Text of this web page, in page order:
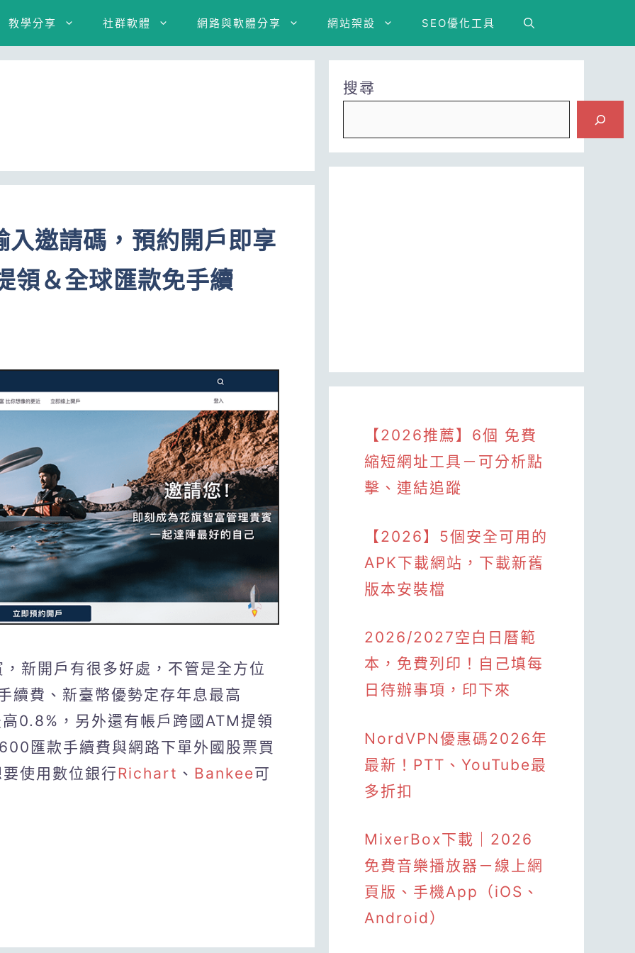
教學分享 社群軟體 網路與軟體分享 網站架設 SEO優化工具
邀請碼，預約開戶即享
領＆全球匯款免手續
新開戶有很多好處，不管是全方位
續費、新臺幣優勢定存年息最高
0.8%，另外還有帳戶跨國ATM提領
匯款手續費與網路下單外國股票買
使用數位銀行Richart 、 Bankee可
搜尋
【2026推薦】6個 免費
縮短網址工具－可分析點
擊、連結追蹤
【2026】5個安全可用的
APK下載網站，下載新舊
版本安裝檔
2026/2027空白日曆範
本，免費列印！自己填每
日待辦事項，印下來
NordVPN優惠碼2026年
最新！PTT、YouTube最
多折扣
MixerBox下載｜2026
免費音樂播放器－線上網
頁版、手機App（iOS、
Android）